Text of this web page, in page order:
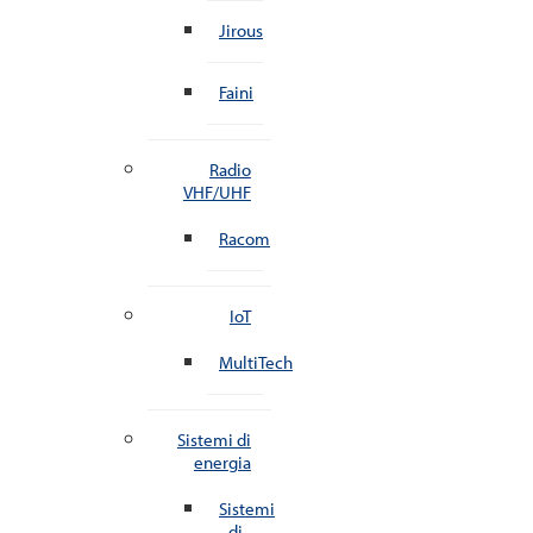
Jirous
Faini
Radio
VHF/UHF
Racom
IoT
MultiTech
Sistemi di
energia
Sistemi